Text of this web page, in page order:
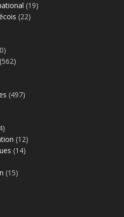
(19)
(22)
(562)
(497)
(12)
(14)
(15)